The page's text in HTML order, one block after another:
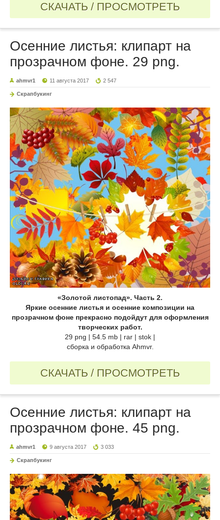
СКАЧАТЬ / ПРОСМОТРЕТЬ
Осенние листья: клипарт на
прозрачном фоне. 29 png.
ahmvr1 11 августа 2017 2 547
Скрапбукинг
«Золотой листопад». Часть 2.
Яркие осенние листья и осенние композиции на
прозрачном фоне прекрасно подойдут для оформления
творческих работ.
29 png | 54.5 mb | rar | stok |
сборка и обработка Ahmvr.
СКАЧАТЬ / ПРОСМОТРЕТЬ
Осенние листья: клипарт на
прозрачном фоне. 45 png.
ahmvr1 9 августа 2017 3 033
Скрапбукинг